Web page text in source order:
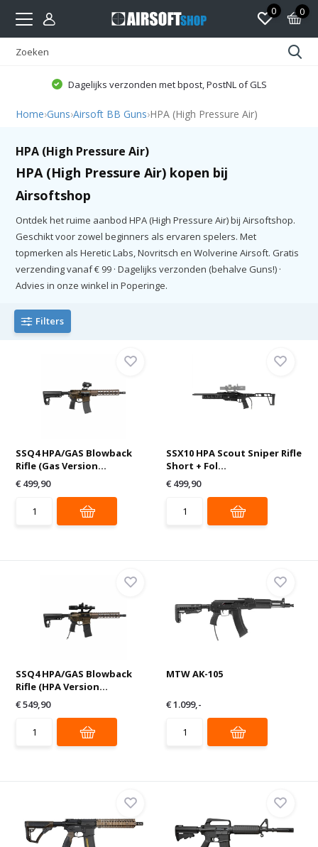
0 0
Dagelijks verzonden met bpost, PostNL of GLS
Home›Guns›Airsoft BB Guns›HPA (High Pressure Air)
HPA (High Pressure Air)
HPA (High Pressure Air) kopen bij
Airsoftshop
Ontdek het ruime aanbod HPA (High Pressure Air) bij Airsoftshop.
Geschikt voor zowel beginners als ervaren spelers. Met
topmerken als Heretic Labs, Novritsch en Wolverine Airsoft. Gratis
verzending vanaf € 99 · Dagelijks verzonden (behalve Guns!) ·
Advies in onze winkel in Poperinge.
Filters
SSQ4 HPA/GAS Blowback
Rifle (Gas Version...
€ 499,90
SSX10 HPA Scout Sniper Rifle
Short + Fol...
€ 499,90
SSQ4 HPA/GAS Blowback
Rifle (HPA Version...
€ 549,90
MTW AK-105
€ 1.099,-